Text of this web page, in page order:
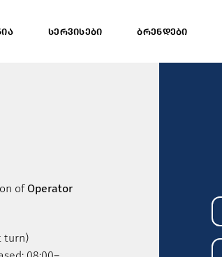
ᲡᲔᲠᲕᲘᲡᲔᲑᲘ ᲑᲠᲔᲜᲓᲔᲑᲘ
ofOperator
turn)